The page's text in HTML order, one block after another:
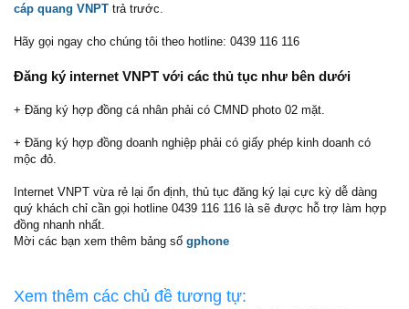
cáp quang VNPT trả trước.
Hãy gọi ngay cho chúng tôi theo hotline: 0439 116 116
Đăng ký internet VNPT với các thủ tục như bên dưới
+ Đăng ký hợp đồng cá nhân phải có CMND photo 02 mặt.
+ Đăng ký hợp đồng doanh nghiệp phải có giấy phép kinh doanh có
mộc đỏ.
Internet VNPT vừa rẻ lại ổn định, thủ tục đăng ký lại cực kỳ dễ dàng
quý khách chỉ cần gọi hotline 0439 116 116 là sẽ được hỗ trợ làm hợp
đồng nhanh nhất.
Mời các bạn xem thêm bảng số gphone
Xem thêm các chủ đề tương tự: